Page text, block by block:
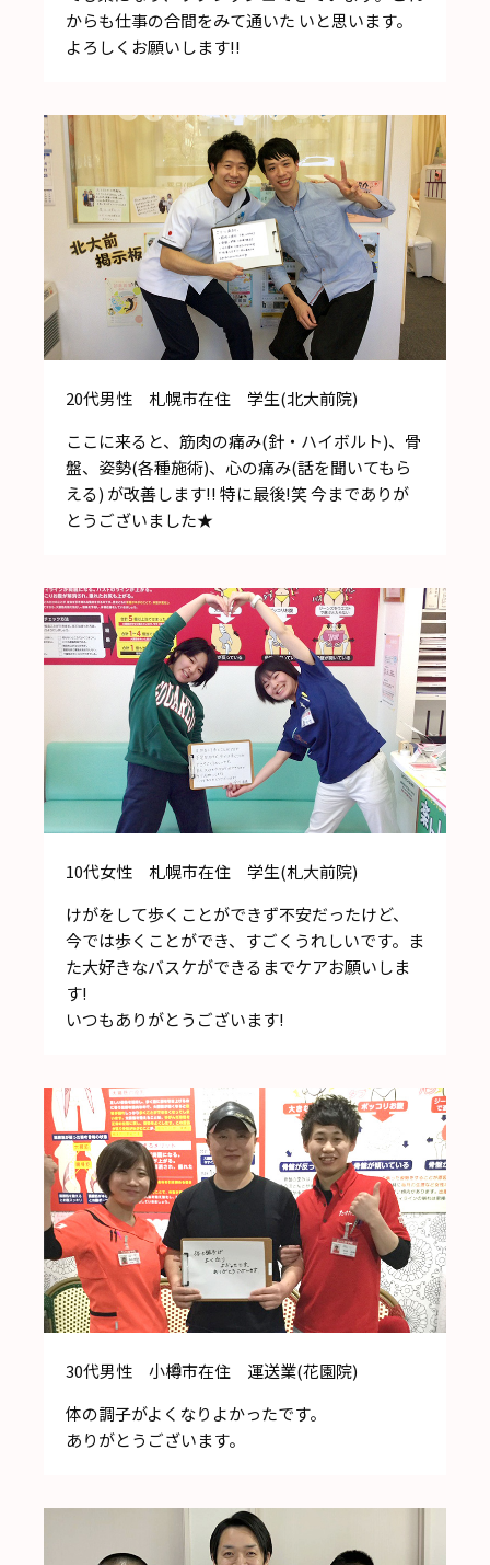
からも仕事の合間をみて通いた いと思います。
よろしくお願いします!!
20代男性 札幌市在住 学生(北大前院)
ここに来ると、筋肉の痛み(針・ハイボルト)、骨
盤、姿勢(各種施術)、心の痛み(話を聞いてもら
える) が改善します!! 特に最後!笑 今までありが
とうございました★
10代女性 札幌市在住 学生(札大前院)
けがをして歩くことができず不安だったけど、
今では歩くことができ、すごくうれしいです。ま
た大好きなバスケができるまでケアお願いしま
す!
いつもありがとうございます!
30代男性 小樽市在住 運送業(花園院)
体の調子がよくなりよかったです。
ありがとうございます。